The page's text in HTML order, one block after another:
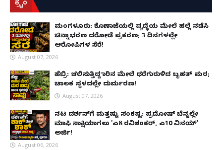
ಕ್ರೈಂ
ಮಂಗಳೂರು: ಕೊಣಾಜೆಯಲ್ಲಿ ವೃದ್ಧೆಯ ಮೇಲೆ ಹಲ್ಲೆ ನಡೆಸಿ
ಚಿನ್ನಾಭರಣ ದರೋಡೆ ಪ್ರಕರಣ; 3 ದಿನಗಳಲ್ಲೇ
ಆರೋಪಿಗಳ ಸೆರೆ!
August 07, 2026
ಹೆಬ್ರಿ: ಚಲಿಸುತ್ತಿದ್ದ ಕಾರಿನ ಮೇಲೆ ಧರೆಗುರುಳಿದ ಬೃಹತ್ ಮರ;
ಚಾಲಕ ಸ್ಥಳದಲ್ಲೇ ದುರ್ಮರಣ!
August 07, 2026
ನಟ ದರ್ಶನ್‌ಗೆ ಮತ್ತಷ್ಟು ಸಂಕಷ್ಟ: ಪ್ರದೋಷ್ ಬೆನ್ನಲ್ಲೇ
ಮಾಫಿ ಸಾಕ್ಷಿಯಾಗಲು 'ಎ8 ರವಿಶಂಕರ್, ಎ10 ವಿನಯ್'
ಅರ್ಜಿ!
August 06, 2026